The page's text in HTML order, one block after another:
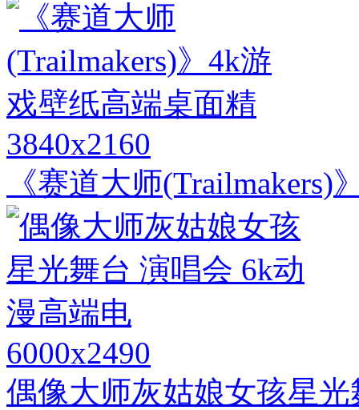
3840x2160
《赛道大师
6000x2490
偶像大师灰姑娘女孩星